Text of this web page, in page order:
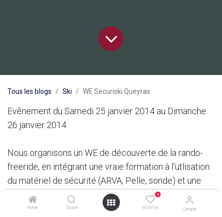
Home Search
0
Wishlist Compte
Tous les blogs Ski WE Securiski Queyras
Evênement du Samedi 25 janvier 2014 au Dimanche
26 janvier 2014
Nous organisons un WE de découverte de la rando-
freeride, en intégrant une vraie formation à l'utlisation
du matériel de sécurité (ARVA, Pelle, sonde) et une
sensibilisation aux activité de haute montagne. Le
buget total est de l'ordre de 200eur (transport en